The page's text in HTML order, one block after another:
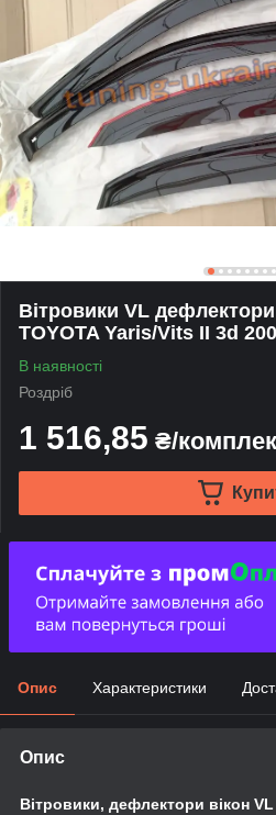
Вітровики VL
TOYOTA Yaris/Vits II 3d
В наявності
Роздріб
1 516,85 ₴/
Опис Характеристики
Опис
Вітровики, дефлектори вікон VL